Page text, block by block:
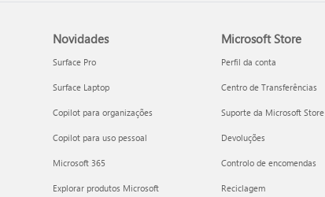
Novidades
Surface Pro
Surface Laptop
Copilot para organizações
Copilot para uso pessoal
Microsoft 365
Explorar produtos Microsoft
Microsoft Store
Perfil da conta
Centro de Transferências
Suporte da Microsoft Store
Devoluções
Controlo de encomendas
Reciclagem